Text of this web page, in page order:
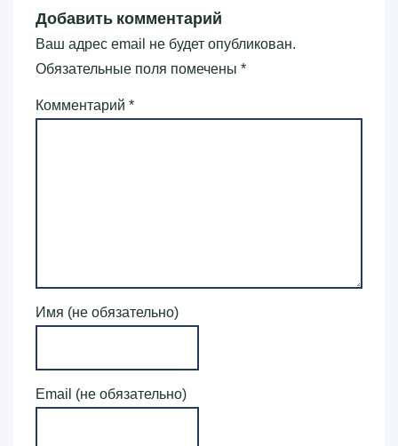
Добавить комментарий
Ваш адрес email не будет опубликован.
Обязательные поля помечены *
Комментарий *
Имя (не обязательно)
Email (не обязательно)